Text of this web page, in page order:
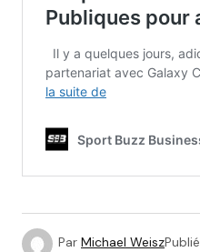
Par Michael WeiszPublié